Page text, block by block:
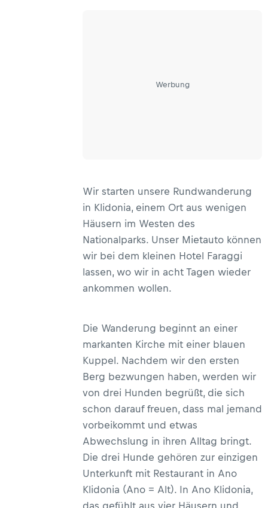
Werbung
Wir starten unsere Rundwanderung
in Klidonia, einem Ort aus wenigen
Häusern im Westen des
Nationalparks. Unser Mietauto können
wir bei dem kleinen Hotel Faraggi
lassen, wo wir in acht Tagen wieder
ankommen wollen.
Die Wanderung beginnt an einer
markanten Kirche mit einer blauen
Kuppel. Nachdem wir den ersten
Berg bezwungen haben, werden wir
von drei Hunden begrüßt, die sich
schon darauf freuen, dass mal jemand
vorbeikommt und etwas
Abwechslung in ihren Alltag bringt.
Die drei Hunde gehören zur einzigen
Unterkunft mit Restaurant in Ano
Klidonia (Ano = Alt). In Ano Klidonia,
das gefühlt aus vier Häusern und